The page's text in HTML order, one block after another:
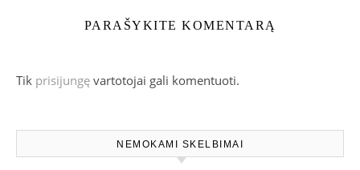
PARAŠYKITE KOMENTARĄ
Tik prisijungę vartotojai gali komentuoti.
NEMOKAMI SKELBIMAI